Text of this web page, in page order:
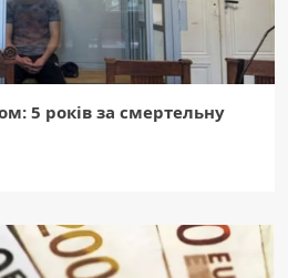
5 років за смертельну